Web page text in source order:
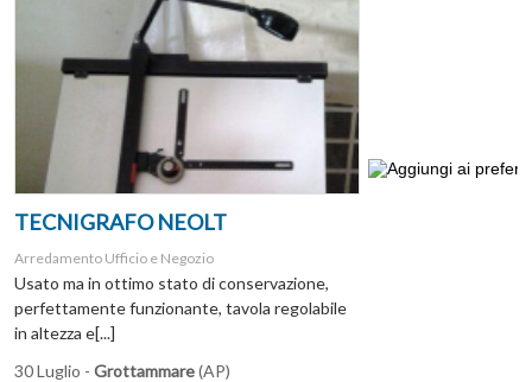
TECNIGRAFO NEOLT
Arredamento Ufficio e Negozio
Usato ma in ottimo stato di conservazione,
perfettamente funzionante, tavola regolabile
in altezza e[...]
30 Luglio - Grottammare(AP)